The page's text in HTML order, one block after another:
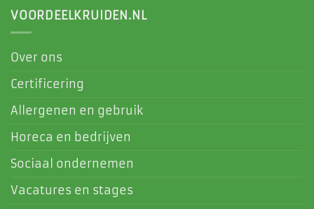
VOORDEELKRUIDEN.NL
Over ons
Certificering
Allergenen en gebruik
Horeca en bedrijven
Sociaal ondernemen
Vacatures en stages